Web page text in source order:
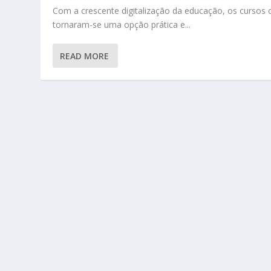
Com a crescente digitalização da educação, os cursos
tornaram-se uma opção prática e...
READ MORE